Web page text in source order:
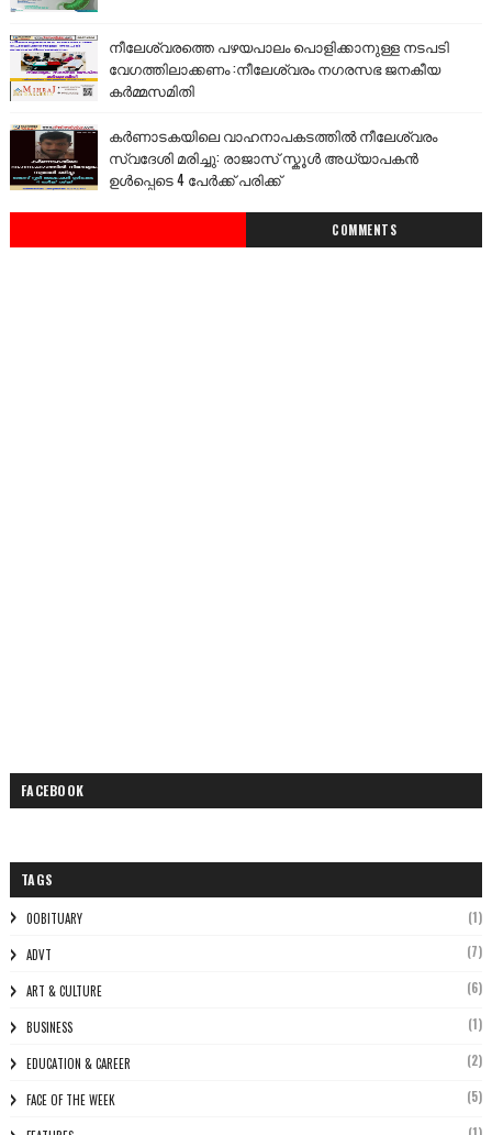
നീലേശ്വരത്തെ പഴയപാലം പൊളിക്കാനുള്ള നടപടി
വേഗത്തിലാക്കണം :നീലേശ്വരം നഗരസഭ ജനകീയ
കർമ്മസമിതി
കർണാടകയിലെ വാഹനാപകടത്തിൽ നീലേശ്വരം
സ്വദേശി മരിച്ചു: രാജാസ് സ്കൂൾ അധ്യാപകൻ
ഉൾപ്പെടെ 4 പേർക്ക് പരിക്ക്
COMMENTS
FACEBOOK
TAGS
0OBITUARY (1)
ADVT (7)
ART & CULTURE (6)
BUSINESS (1)
EDUCATION & CAREER (2)
FACE OF THE WEEK (5)